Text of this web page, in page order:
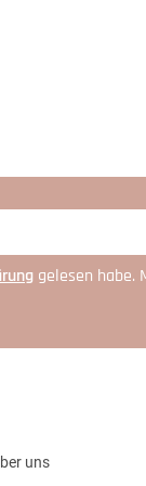
gelesen habe.
uns